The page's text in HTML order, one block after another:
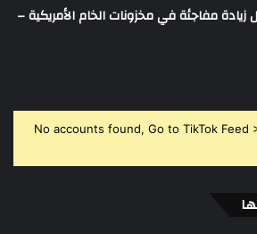
زيادة مفاجئة في مخزونات الخام الأمريكية –
No accounts found, Go to TikTok Feed